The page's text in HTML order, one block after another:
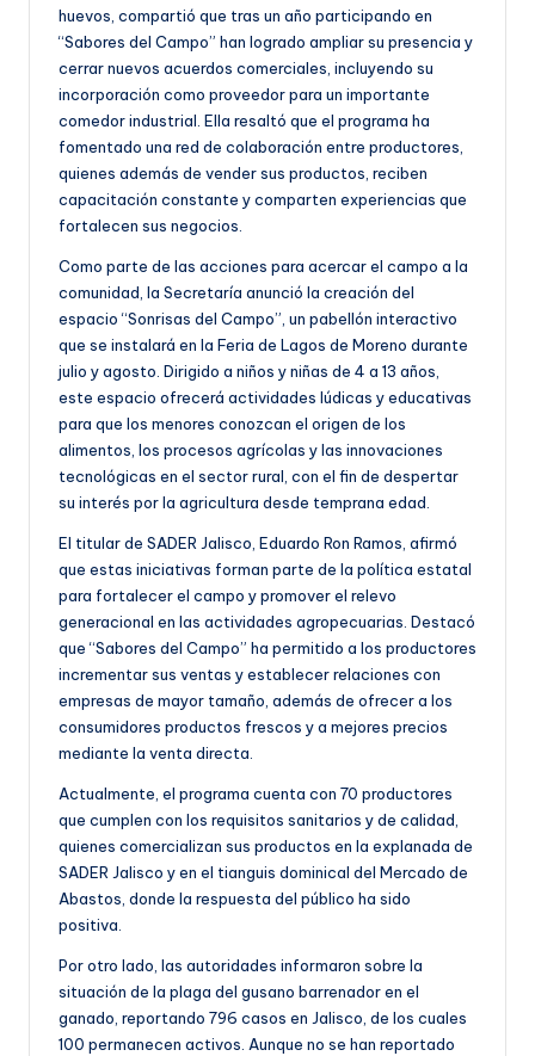
huevos, compartió que tras un año participando en
“Sabores del Campo” han logrado ampliar su presencia y
cerrar nuevos acuerdos comerciales, incluyendo su
incorporación como proveedor para un importante
comedor industrial. Ella resaltó que el programa ha
fomentado una red de colaboración entre productores,
quienes además de vender sus productos, reciben
capacitación constante y comparten experiencias que
fortalecen sus negocios.
Como parte de las acciones para acercar el campo a la
comunidad, la Secretaría anunció la creación del
espacio “Sonrisas del Campo”, un pabellón interactivo
que se instalará en la Feria de Lagos de Moreno durante
julio y agosto. Dirigido a niños y niñas de 4 a 13 años,
este espacio ofrecerá actividades lúdicas y educativas
para que los menores conozcan el origen de los
alimentos, los procesos agrícolas y las innovaciones
tecnológicas en el sector rural, con el fin de despertar
su interés por la agricultura desde temprana edad.
El titular de SADER Jalisco, Eduardo Ron Ramos, afirmó
que estas iniciativas forman parte de la política estatal
para fortalecer el campo y promover el relevo
generacional en las actividades agropecuarias. Destacó
que “Sabores del Campo” ha permitido a los productores
incrementar sus ventas y establecer relaciones con
empresas de mayor tamaño, además de ofrecer a los
consumidores productos frescos y a mejores precios
mediante la venta directa.
Actualmente, el programa cuenta con 70 productores
que cumplen con los requisitos sanitarios y de calidad,
quienes comercializan sus productos en la explanada de
SADER Jalisco y en el tianguis dominical del Mercado de
Abastos, donde la respuesta del público ha sido
positiva.
Por otro lado, las autoridades informaron sobre la
situación de la plaga del gusano barrenador en el
ganado, reportando 796 casos en Jalisco, de los cuales
100 permanecen activos. Aunque no se han reportado